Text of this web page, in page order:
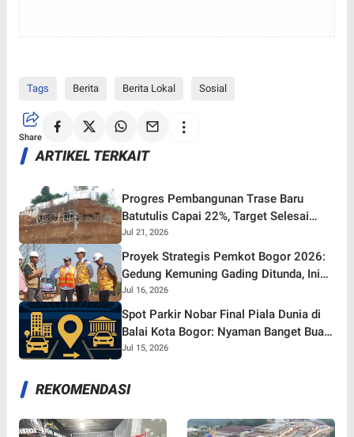
Tags Berita Berita Lokal Sosial
Share
ARTIKEL TERKAIT
Progres Pembangunan Trase Baru
Batutulis Capai 22%, Target Selesai
Oktober 2026!
Jul 21, 2026
Proyek Strategis Pemkot Bogor 2026:
Gedung Kemuning Gading Ditunda, Ini
yang Tetap Gaspol!
Jul 16, 2026
Spot Parkir Nobar Final Piala Dunia di
Balai Kota Bogor: Nyaman Banget Buat
Nonton Bareng!
Jul 15, 2026
REKOMENDASI